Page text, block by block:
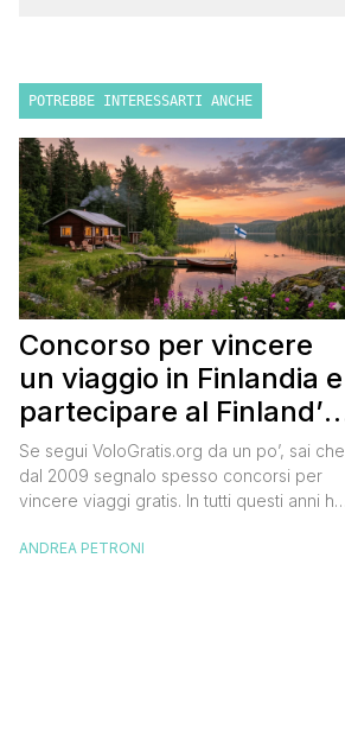
POTREBBE INTERESSARTI ANCHE
Concorso per vincere
un viaggio in Finlandia e
partecipare al Finland’s
Official Tasting
Se segui VoloGratis.org da un po’, sai che
dal 2009 segnalo spesso concorsi per
vincere viaggi gratis. In tutti questi anni ho
destinazioni incredibili grazie a queste
ANDREA PETRONI